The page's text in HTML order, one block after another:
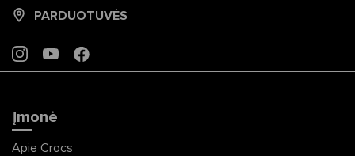
PARDUOTUVĖS
INSTAGRAM
YOUTUBEFACEBOOK
Įmonė
Apie Crocs